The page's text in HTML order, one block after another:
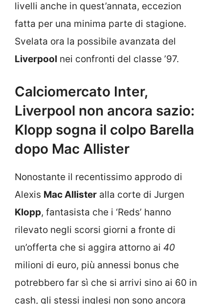
livelli anche in quest’annata, eccezion
fatta per una minima parte di stagione.
Svelata ora la possibile avanzata del
Liverpool nei confronti del classe ’97.
Calciomercato Inter,
Liverpool non ancora sazio:
Klopp sogna il colpo Barella
dopo Mac Allister
Nonostante il recentissimo approdo di
Alexis Mac Allister alla corte di Jurgen
Klopp, fantasista che i ‘Reds’ hanno
rilevato negli scorsi giorni a fronte di
un’offerta che si aggira attorno ai 40
milioni di euro, più annessi bonus che
potrebbero far sì che si arrivi sino ai 60 in
cash, gli stessi inglesi non sono ancora